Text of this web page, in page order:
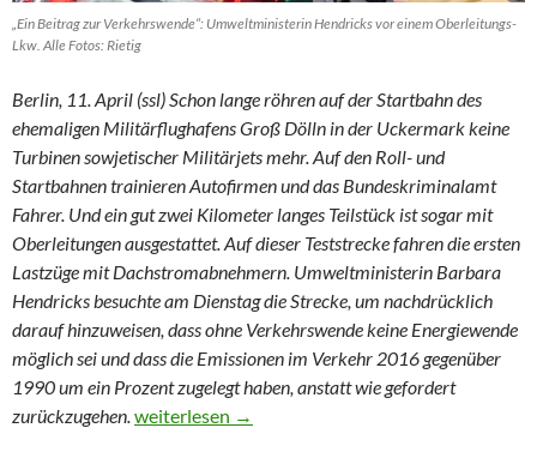
„Ein Beitrag zur Verkehrswende“: Umweltministerin Hendricks vor einem Oberleitungs-
Lkw. Alle Fotos: Rietig
Berlin, 11. April (ssl) Schon lange röhren auf der Startbahn des
ehemaligen Militärflughafens Groß Dölln in der Uckermark keine
Turbinen sowjetischer Militärjets mehr. Auf den Roll- und
Startbahnen trainieren Autofirmen und das Bundeskriminalamt
Fahrer. Und ein gut zwei Kilometer langes Teilstück ist sogar mit
Oberleitungen ausgestattet. Auf dieser Teststrecke fahren die ersten
Lastzüge mit Dachstromabnehmern. Umweltministerin Barbara
Hendricks besuchte am Dienstag die Strecke, um nachdrücklich
darauf hinzuweisen, dass ohne Verkehrswende keine Energiewende
möglich sei und dass die Emissionen im Verkehr 2016 gegenüber
1990 um ein Prozent zugelegt haben, anstatt wie gefordert
zurückzugehen.Mit der Lkw-Oberleitung zur Verkehrswende
weiterlesen →